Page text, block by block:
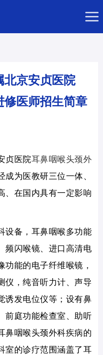
北京安贞医院
修医师招生简章
贞医院耳鼻咽喉头颈外
为医教研三位一体、
、在国内具有一定影响
设备，耳鼻咽喉多功能
频闪喉镜、进口高清电
功能的电子纤维喉镜，
仪，纯音听力计、声导
诱发电位仪等；设有鼻
前庭功能检查室、助听
鼻咽喉头颈外科疾病的
室的诊疗范围涵盖了耳